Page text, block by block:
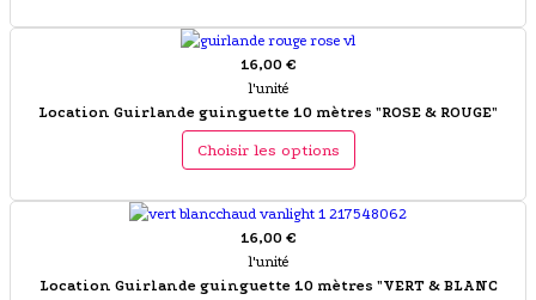
16,00 €
l'unité
Location Guirlande guinguette 10 mètres "ROSE & ROUGE"
Choisir les options
16,00 €
l'unité
Location Guirlande guinguette 10 mètres "VERT & BLANC